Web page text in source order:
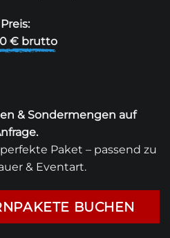
Preis:
€ brutto
& Sondermengen auf
Paket – passend zu
& Eventart.
BUCHEN